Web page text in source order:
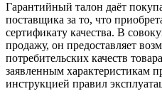
Гарантийный талон даёт
поставщика за то, что
сертификату качества. В
продажу, он предоставляет
потребительских качеств
заявленным характеристикам
инструкцией правил